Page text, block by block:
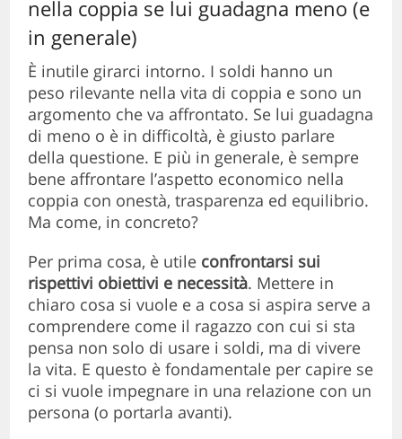
nella coppia se lui guadagna meno (e
in generale)
È inutile girarci intorno. I soldi hanno un
peso rilevante nella vita di coppia e sono un
argomento che va affrontato. Se lui guadagna
di meno o è in difficoltà, è giusto parlare
della questione. E più in generale, è sempre
bene affrontare l’aspetto economico nella
coppia con onestà, trasparenza ed equilibrio.
Ma come, in concreto?
Per prima cosa, è utile confrontarsi sui
rispettivi obiettivi e necessità. Mettere in
chiaro cosa si vuole e a cosa si aspira serve a
comprendere come il ragazzo con cui si sta
pensa non solo di usare i soldi, ma di vivere
la vita. E questo è fondamentale per capire se
ci si vuole impegnare in una relazione con un
persona (o portarla avanti).